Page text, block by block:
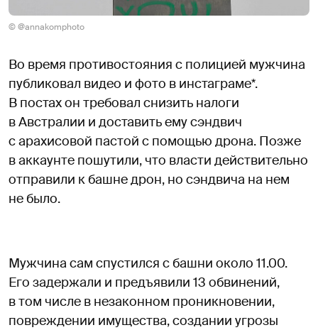
© @annakomphoto
Во время противостояния с полицией мужчина
публиковал видео и фото в инстаграме*.
В постах он требовал снизить налоги
в Австралии и доставить ему сэндвич
с арахисовой пастой с помощью дрона. Позже
в аккаунте пошутили, что власти действительно
отправили к башне дрон, но сэндвича на нем
не было.
Мужчина сам спустился с башни около 11.00.
Его задержали и предъявили 13 обвинений,
в том числе в незаконном проникновении,
повреждении имущества, создании угрозы